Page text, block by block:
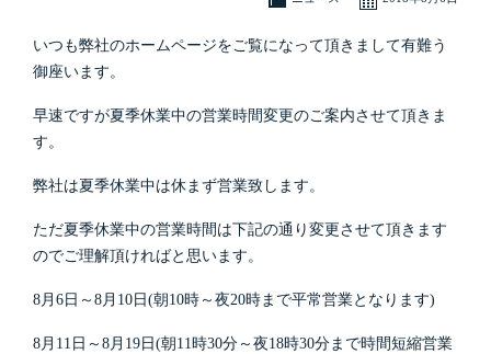
いつも弊社のホームページをご覧になって頂きまして有難う
御座います。
早速ですが夏季休業中の営業時間変更のご案内させて頂きま
す。
弊社は夏季休業中は休まず営業致します。
ただ夏季休業中の営業時間は下記の通り変更させて頂きます
のでご理解頂ければと思います。
8月6日～8月10日(朝10時～夜20時まで平常営業となります)
8月11日～8月19日(朝11時30分～夜18時30分まで時間短縮営業